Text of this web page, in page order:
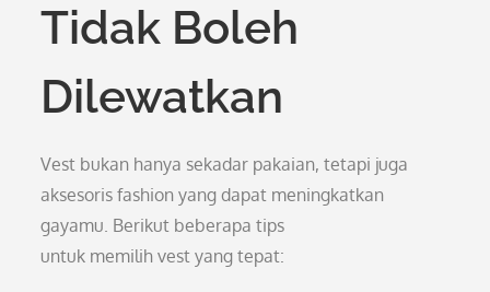
Tidak Boleh
Dilewatkan
Vest bukan hanya sekadar pakaian, tetapi juga
aksesoris fashion yang dapat meningkatkan
gayamu. Berikut beberapa tips
untuk memilih vest yang tepat: